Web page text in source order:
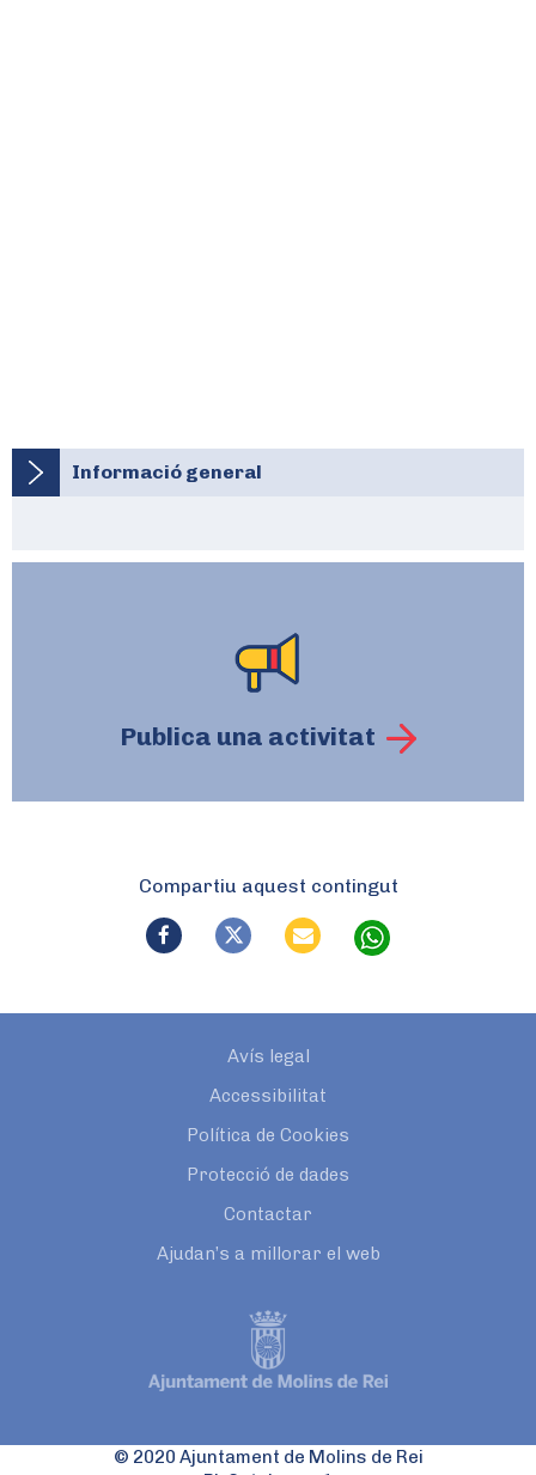
Informació general
Publica una activitat
Compartiu aquest contingut
Avís legal
Accessibilitat
Política de Cookies
Protecció de dades
Contactar
Ajudan’s a millorar el web
© 2020 Ajuntament de Molins de Rei